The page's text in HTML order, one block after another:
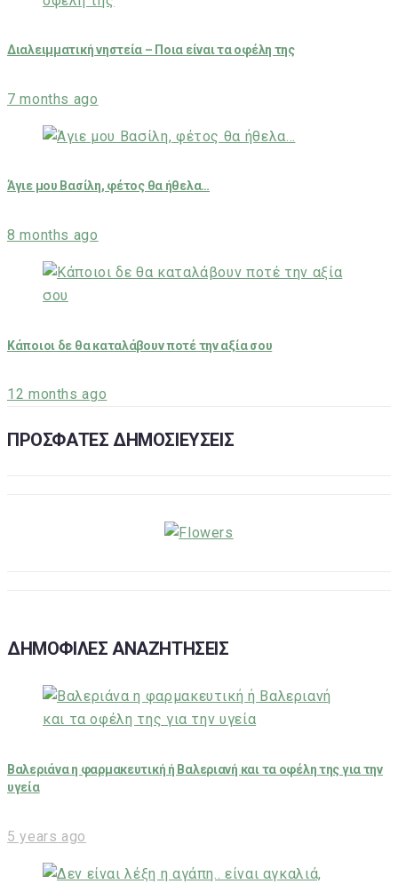
Διαλειμματική νηστεία – Ποια είναι τα οφέλη της
7 months ago
Άγιε μου Βασίλη, φέτος θα ήθελα…
8 months ago
Κάποιοι δε θα καταλάβουν ποτέ την αξία σου
12 months ago
ΠΡΟΣΦΑΤΕΣ ΔΗΜΟΣΙΕΥΣΕΙΣ
ΔΗΜΟΦΙΛΕΣ ΑΝΑΖΗΤΗΣΕΙΣ
Βαλεριάνα η φαρμακευτική ή Βαλεριανή και τα οφέλη της για την
υγεία
5 years ago